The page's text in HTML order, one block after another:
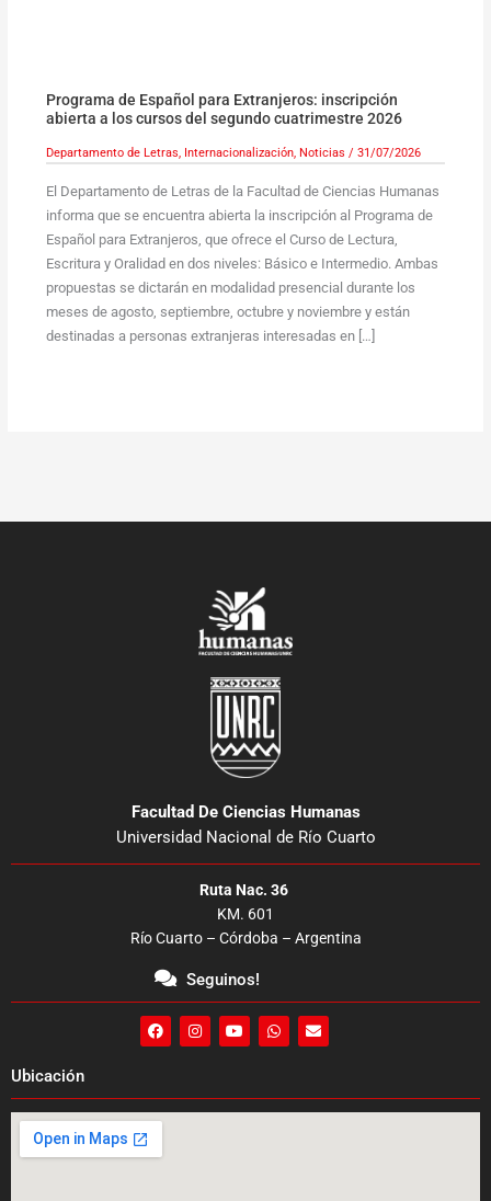
Programa de Español para Extranjeros: inscripción
abierta a los cursos del segundo cuatrimestre 2026
Departamento de Letras, Internacionalización, Noticias / 31/07/2026
El Departamento de Letras de la Facultad de Ciencias Humanas
informa que se encuentra abierta la inscripción al Programa de
Español para Extranjeros, que ofrece el Curso de Lectura,
Escritura y Oralidad en dos niveles: Básico e Intermedio. Ambas
propuestas se dictarán en modalidad presencial durante los
meses de agosto, septiembre, octubre y noviembre y están
destinadas a personas extranjeras interesadas en […]
Ubicación
Facultad De Ciencias Humanas
Universidad Nacional de Río Cuarto
Ruta Nac. 36
KM. 601
Río Cuarto – Córdoba – Argentina
Seguinos!
F
a
o
o
I
n
g
r
Y
o
b
e
W
h
a
p
E
n
o
p